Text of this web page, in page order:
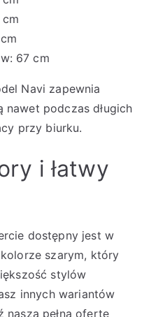
67 cm
Navi zapewnia
podczas długich
przy biurku.
i łatwy
dostępny jest w
szarym, który
stylów
innych wariantów
naszą pełną ofertę